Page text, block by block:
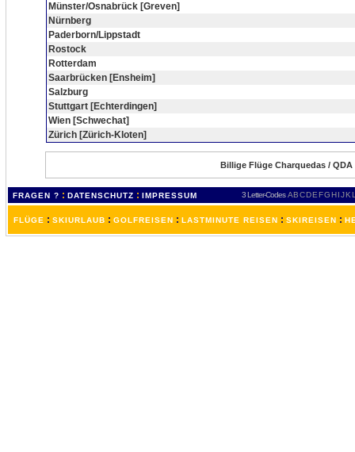
Münster/Osnabrück [Greven]
Nürnberg
Paderborn/Lippstadt
Rostock
Rotterdam
Saarbrücken [Ensheim]
Salzburg
Stuttgart [Echterdingen]
Wien [Schwechat]
Zürich [Zürich-Kloten]
Billige Flüge Charquedas /
FRAGEN ? : DATENSCHUTZ : IMPRESSUM 3 Letter-Codes ABCDEFGH IJKL
FLÜGE : SKIURLAUB : GOLFREISEN : LASTMINUTE REISEN : SKIREISEN :